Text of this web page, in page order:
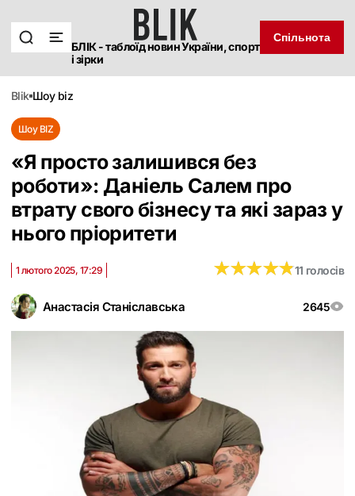
БЛІК - таблоїд новин України, спорт
і зірки
Спільнота
blik шоу biz
Шоу BIZ
«Я просто залишився без
роботи»: Даніель Салем про
втрату свого бізнесу та які зараз у
нього пріоритети
Анастасія Станіславська 2645
1 лютого 2025, 17:29 ★★★★★
★★★★★11 голосів